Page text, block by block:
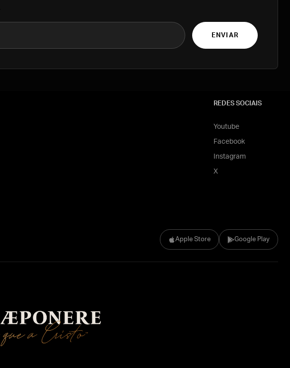
ENVIAR
Apple Store Google Play
REDES SOCIAIS
Youtube
Facebook
Instagram
X